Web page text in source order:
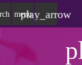
menu
play_arrow